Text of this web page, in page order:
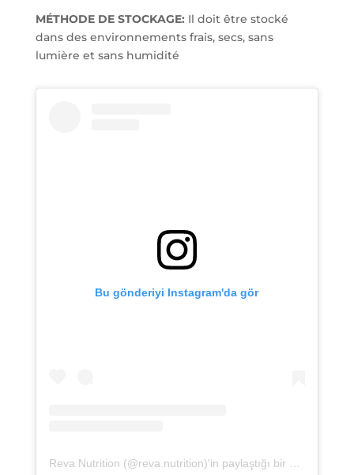
MÉTHODE DE STOCKAGE: Il doit être stocké
dans des environnements frais, secs, sans
lumière et sans humidité
Bu gönderiyi Instagram'da gör